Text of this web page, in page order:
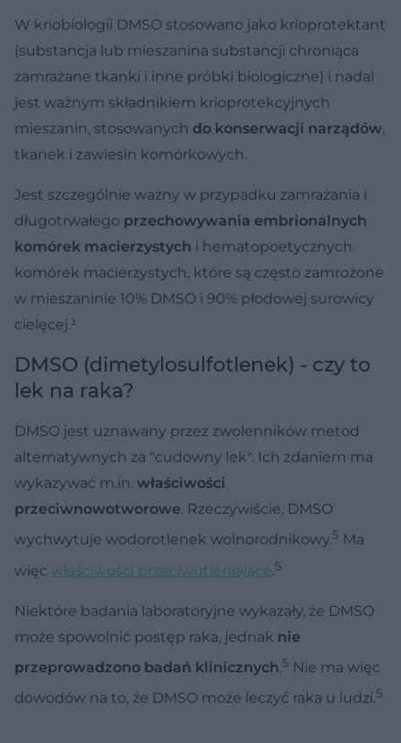
W kriobiologii DMSO stosowano jako krioprotektant
(substancja lub mieszanina substancji chroniąca
zamrażane tkanki i inne próbki biologiczne) i nadal
jest ważnym składnikiem krioprotekcyjnych
mieszanin, stosowanych do konserwacji narządów,
tkanek i zawiesin komórkowych.
Jest szczególnie ważny w przypadku zamrażania i
długotrwałego przechowywania embrionalnych
komórek macierzystych i hematopoetycznych
komórek macierzystych, które są często zamrożone
w mieszaninie 10% DMSO i 90% płodowej surowicy
cielęcej.¹
DMSO (dimetylosulfotlenek) - czy to
lek na raka?
DMSO jest uznawany przez zwolenników metod
alternatywnych za "cudowny lek". Ich zdaniem ma
wykazywać m.in. właściwości
przeciwnowotworowe. Rzeczywiście, DMSO
wychwytuje wodorotlenek wolnorodnikowy.5 Ma
więc właściwości przeciwutleniające.5
Niektóre badania laboratoryjne wykazały, że DMSO
może spowolnić postęp raka, jednak nie
przeprowadzono badań klinicznych.5 Nie ma więc
dowodów na to, że DMSO może leczyć raka u ludzi.5